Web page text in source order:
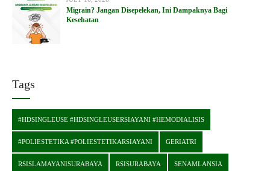
Migrain? Jangan Disepelekan, Ini Dampaknya Bagi
Kesehatan
Tags
#HDSINGLEUSE #HDSINGLEUSERSIAYANI #HEMODIALISIS
#POLIESTETIKA #POLIESTETIKARSIAYANI GERIATRI
RSISLAMAYANISURABAYA RSISURABAYA SENAMLANSIA